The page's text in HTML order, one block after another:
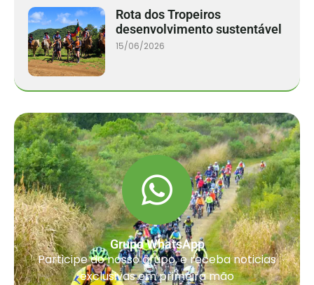
Rota dos Tropeiros
desenvolvimento sustentável
15/06/2026
Grupo WhatsApp
Participe do nosso grupo, e receba noticias
exclusivas em primeira mão